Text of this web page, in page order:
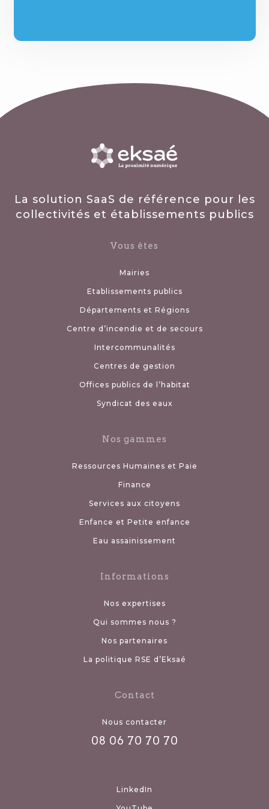
La solution SaaS de référence pour les
collectivités et établissements publics
Vous êtes
Mairies
Etablissements publics
Départements et Régions
Centre d’incendie et de secours
Intercommunalités
Centres de gestion
Offices publics de l’habitat
Syndicat des eaux
Nos gammes
Ressources Humaines et Paie
Finance
Services aux citoyens
Enfance et Petite enfance
Eau assainissement
Informations
Nos expertises
Qui sommes nous ?
Nos partenaires
La politique RSE d’Eksaé
Contact
Nous contacter
08 06 70 70 70
LinkedIn